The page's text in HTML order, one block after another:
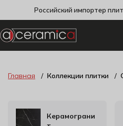
Российский импортер
Главная Коллекции плитки
Керамограни